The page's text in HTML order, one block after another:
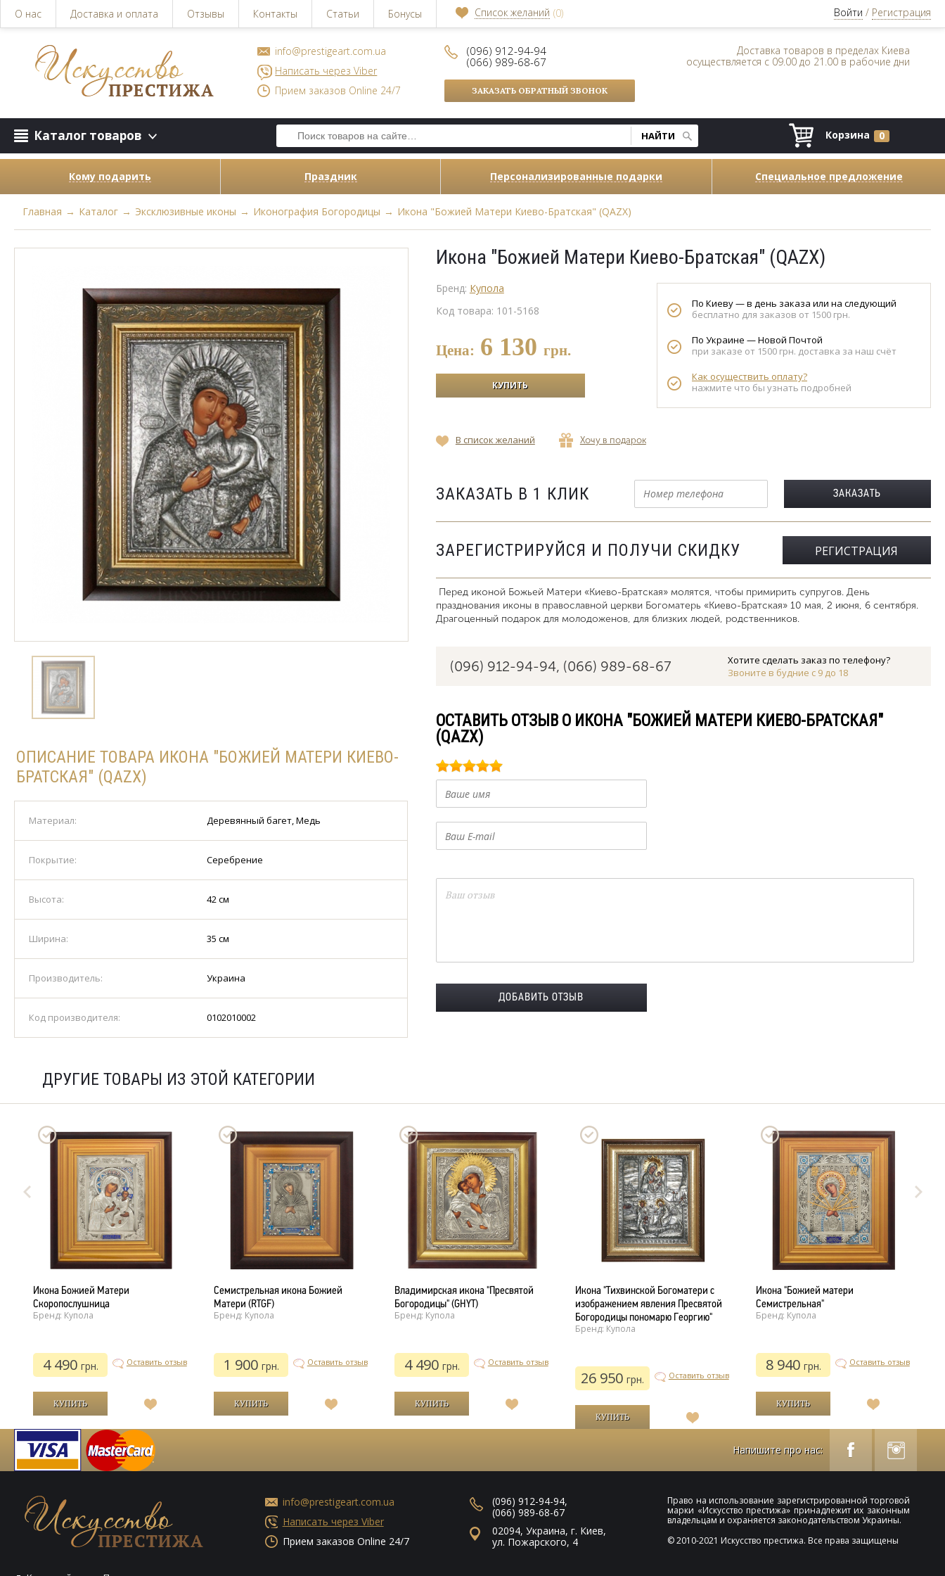
О нас Доставка и оплата Отзывы Контакты Статьи Бонусы Список желаний (0) Войти / Регистрация
info@prestigeart.com.ua
Написать через Viber
Прием заказов Online 24/7
(096) 912-94-94
(066) 989-68-67
ЗАКАЗАТЬ ОБРАТНЫЙ ЗВОНОК
Доставка товаров в пределах Киева
осуществляется с 09.00 до 21.00 в рабочие дни
Каталог товаров Корзина 0
Кому подарить Праздник Персонализированные подарки Специальное предложение
Главная → Каталог → Эксклюзивные иконы → Иконография Богородицы → Икона "Божией Матери Киево-Братская" (QAZX)
ОПИСАНИЕ ТОВАРА ИКОНА "БОЖИЕЙ МАТЕРИ КИЕВО-
БРАТСКАЯ" (QAZX)
Материал: Деревянный багет, Медь
Покрытие: Серебрение
Высота: 42 см
Ширина: 35 см
Производитель: Украина
Код производителя: 0102010002
Икона "Божией Матери Киево-Братская" (QAZX)
Бренд: Купола
Код товара: 101-5168
Цена: 6 130 грн.
По Киеву — в день заказа или на следующий
бесплатно для заказов от 1500 грн.
По Украине — Новой Почтой
при заказе от 1500 грн. доставка за наш счёт
Как осуществить оплату?
нажмите что бы узнать подробней
В список желаний Хочу в подарок
ЗАКАЗАТЬ В 1 КЛИК
ЗАРЕГИСТРИРУЙСЯ И ПОЛУЧИ СКИДКУ РЕГИСТРАЦИЯ
Перед иконой Божьей Матери «Киево-Братская» молятся, чтобы примирить супругов. День
празднования иконы в православной церкви Богоматерь «Киево-Братская» 10 мая, 2 июня, 6 сентября.
Драгоценный подарок для молодоженов, для близких людей, родственников.
(096) 912-94-94, (066) 989-68-67
Хотите сделать заказ по телефону?
Звоните в будние с 9 до 18
ОСТАВИТЬ ОТЗЫВ О ИКОНА "БОЖИЕЙ МАТЕРИ КИЕВО-БРАТСКАЯ"
(QAZX)
ДРУГИЕ ТОВАРЫ ИЗ ЭТОЙ КАТЕГОРИИ
Икона Божией Матери
Скоропослушница
Бренд: Купола
4 490 грн. Оставить отзыв
желаний
Семистрельная икона Божией
Матери (RTGF)
Бренд: Купола
1 900 грн. Оставить отзыв
Владимирская икона "Пресвятой
Богородицы" (GHYT)
Бренд: Купола
4 490 грн. Оставить отзыв
Икона "Тихвинской Богоматери с
изображением явления Пресвятой
Богородицы пономарю Георгию"
Бренд: Купола
26 950грн. Оставить отзыв
В
Икона "Божией матери
Семистрельная"
Бренд: Купола
8 940 грн. Оставить отзыв
Напишите про нас:
info@prestigeart.com.ua
Написать через Viber
Прием заказов Online 24/7
(096) 912-94-94,
(066) 989-68-67
02094,Украина,г. Киев,
ул. Пожарского, 4
Право на использование зарегистрированной торговой
марки «Искусство престижа» принадлежит их законным
владельцам и охраняется законодательством Украины.
© 2010-2021 Искусство престижа. Все права защищены